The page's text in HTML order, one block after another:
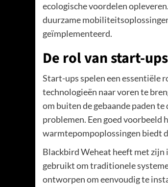
ecologische voordelen
duurzame
geïmplementeerd.
De rol van start-
Start-ups spelen een essentiële
technologieën naar voren te
om buiten de gebaande paden
problemen. Een goed voorbeeld
warmtepompoplossingen biedt
Blackbird Weheat heeft met zijn
gebruikt om traditionele
ontworpen om eenvoudig te